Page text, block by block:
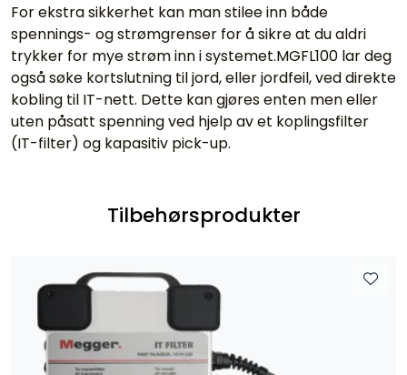
For ekstra sikkerhet kan man stilee inn både
spennings- og strømgrenser for å sikre at du aldri
trykker for mye strøm inn i systemet.MGFL100 lar deg
også søke kortslutning til jord, eller jordfeil, ved direkte
kobling til IT-nett. Dette kan gjøres enten men eller
uten påsatt spenning ved hjelp av et koplingsfilter
(IT-filter) og kapasitiv pick-up.
Tilbehørsprodukter